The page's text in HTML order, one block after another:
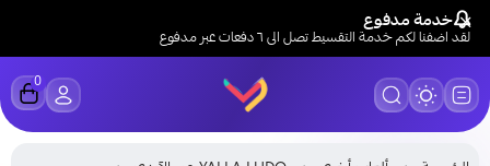
خدمة مدفوع
لقد اضفنا لكم خدمة التقسيط تصل الى ٦ دفعات عبر مدفوع
LUCK STORE
0